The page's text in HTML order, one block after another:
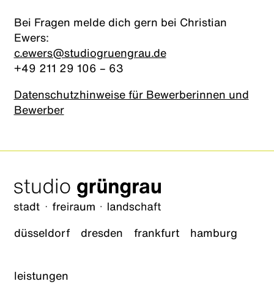
Bei Fragen melde dich gern bei Christian
Ewers:
c.ewers@studiogruengrau.de
+49 211 29 106 – 63
Datenschutzhinweise für Bewerberinnen und
Bewerber
düsseldorf dresden frankfurt hamburg
leistungen